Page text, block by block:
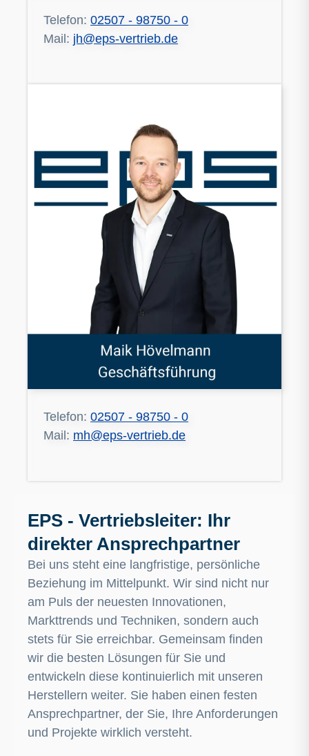
Telefon: 02507 - 98750 - 0
Mail: jh@eps-vertrieb.de
Telefon: 02507 - 98750 - 0
Mail: mh@eps-vertrieb.de
EPS - Vertriebsleiter: Ihr
direkter Ansprechpartner
Bei uns steht eine langfristige, persönliche
Beziehung im Mittelpunkt. Wir sind nicht nur
am Puls der neuesten Innovationen,
Markttrends und Techniken, sondern auch
stets für Sie erreichbar. Gemeinsam finden
wir die besten Lösungen für Sie und
entwickeln diese kontinuierlich mit unseren
Herstellern weiter. Sie haben einen festen
Ansprechpartner, der Sie, Ihre Anforderungen
und Projekte wirklich versteht.